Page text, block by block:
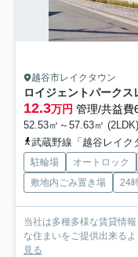
越谷市レイクタウン
ロイジェントパーク
12.3万円 管理/共益費
52.53㎡～57.63㎡
武蔵野線「越谷レイク
駐輪場 オートロック
敷地内ごみ置き場
24
当社は多種多様な賃貸情
な住まいをご提供出来る
見る